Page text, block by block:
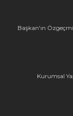
Başkan'ın
Kurumsal